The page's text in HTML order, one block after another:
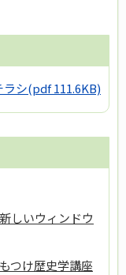
シ(pdf 111.6KB)
しいウィンドウ
つけ歴史学講座